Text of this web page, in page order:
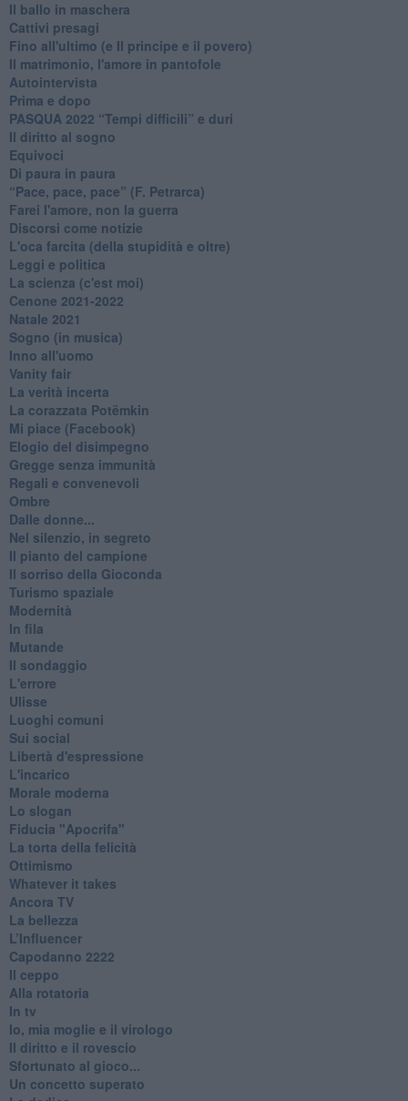
Il ballo in maschera
Cattivi presagi
Fino all'ultimo (e Il principe e il povero)
Il matrimonio, l'amore in pantofole
Autointervista
Prima e dopo
​PASQUA 2022 “Tempi difficili” e duri
Il diritto al sogno
Equivoci
Di paura in paura
​“Pace, pace, pace” (F. Petrarca)
Farei l'amore, non la guerra
Discorsi come notizie
L'oca farcita (della stupidità e oltre)
Leggi e politica
La scienza (c'est moi)
Cenone 2021-2022
Natale 2021
Sogno (in musica)
Inno all'uomo
Vanity fair
La verità incerta
La corazzata Potëmkin
Mi piace (Facebook)
Elogio del disimpegno
Gregge senza immunità
Regali e convenevoli
Ombre
Dalle donne...
Nel silenzio, in segreto
Il pianto del campione
Il sorriso della Gioconda
Turismo spaziale
Modernità
In fila
Mutande
Il sondaggio
L'errore
Ulisse
Luoghi comuni
Sui social
Libertà d'espressione
L'incarico
Morale moderna
Lo slogan
Fiducia "Apocrifa"
La torta della felicità
Ottimismo
Whatever it takes
Ancora TV
La bellezza
L’Influencer
​Capodanno 2222
Il ceppo
Alla rotatoria
In tv
Io, mia moglie e il virologo
Il diritto e il rovescio
Sfortunato al gioco...
Un concetto superato